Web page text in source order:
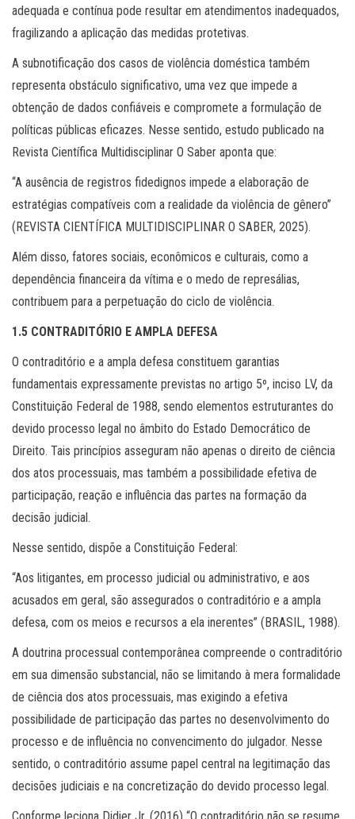
adequada e contínua pode resultar em atendimentos inadequados,
fragilizando a aplicação das medidas protetivas.
A subnotificação dos casos de violência doméstica também
representa obstáculo significativo, uma vez que impede a
obtenção de dados confiáveis e compromete a formulação de
políticas públicas eficazes. Nesse sentido, estudo publicado na
Revista Científica Multidisciplinar O Saber aponta que:
“A ausência de registros fidedignos impede a elaboração de
estratégias compatíveis com a realidade da violência de gênero”
(REVISTA CIENTÍFICA MULTIDISCIPLINAR O SABER, 2025).
Além disso, fatores sociais, econômicos e culturais, como a
dependência financeira da vítima e o medo de represálias,
contribuem para a perpetuação do ciclo de violência.
1.5 CONTRADITÓRIO E AMPLA DEFESA
O contraditório e a ampla defesa constituem garantias
fundamentais expressamente previstas no artigo 5º, inciso LV, da
Constituição Federal de 1988, sendo elementos estruturantes do
devido processo legal no âmbito do Estado Democrático de
Direito. Tais princípios asseguram não apenas o direito de ciência
dos atos processuais, mas também a possibilidade efetiva de
participação, reação e influência das partes na formação da
decisão judicial.
Nesse sentido, dispõe a Constituição Federal:
“Aos litigantes, em processo judicial ou administrativo, e aos
acusados em geral, são assegurados o contraditório e a ampla
defesa, com os meios e recursos a ela inerentes” (BRASIL, 1988).
A doutrina processual contemporânea compreende o contraditório
em sua dimensão substancial, não se limitando à mera formalidade
de ciência dos atos processuais, mas exigindo a efetiva
possibilidade de participação das partes no desenvolvimento do
processo e de influência no convencimento do julgador. Nesse
sentido, o contraditório assume papel central na legitimação das
decisões judiciais e na concretização do devido processo legal.